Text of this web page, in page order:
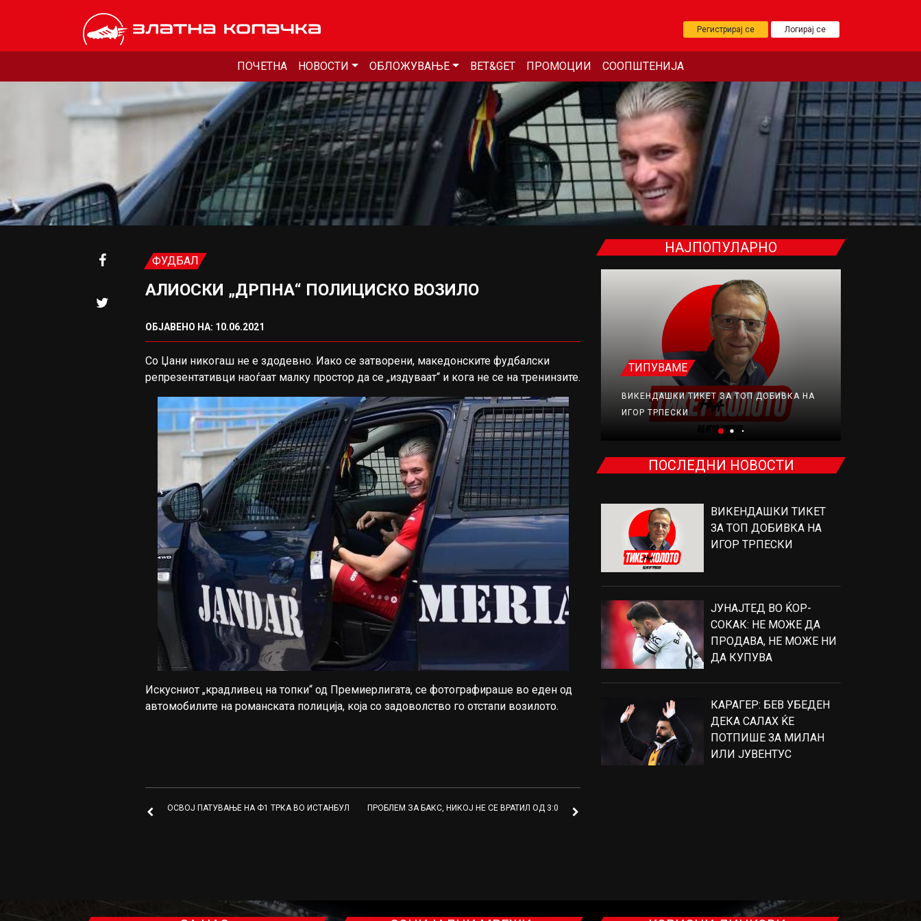
Регистрирај се Логирај се
ПОЧЕТНА НОВОСТИ ОБЛОЖУВАЊЕ BET&GET ПРОМОЦИИ СООПШТЕНИЈА
ФУДБАЛ
АЛИОСКИ „ДРПНА“ ПОЛИЦИСКО ВОЗИЛО
ОБЈАВЕНО НА: 10.06.2021
Со Џани никогаш не е здодевно. Иако се затворени, македонските фудбалски
репрезентативци наоѓаат малку простор да се „издуваат“ и кога не се на тренинзите.
Искусниот „крадливец на топки“ од Премиерлигата, се фотографираше во еден од
автомобилите на романската полиција, која со задоволство го отстапи возилото.
ОСВОЈ ПАТУВАЊЕ НА Ф1 ТРКА ВО ИСТАНБУЛ ПРОБЛЕМ ЗА БАКС, НИКОЈ НЕ СЕ ВРАТИЛ ОД 3:0
НАЈПОПУЛАРНО
ФУДБАЛ
КАРАГЕР: БЕВ УБЕДЕН ДЕКА САЛАХ ЌЕ
ПОТПИШЕ ЗА МИЛАН ИЛИ ЈУВЕНТУС
ТИПУВАМЕ
ВИКЕНДАШКИ ТИКЕТ ЗА ТОП ДОБИВКА НА
ИГОР ТРПЕСКИ
ПОСЛЕДНИ НОВОСТИ
ВИКЕНДАШКИ ТИКЕТ
ЗА ТОП ДОБИВКА НА
ИГОР ТРПЕСКИ
ЈУНАЈТЕД ВО ЌОР-
СОКАК: НЕ МОЖЕ ДА
ПРОДАВА, НЕ МОЖЕ НИ
ДА КУПУВА
КАРАГЕР: БЕВ УБЕДЕН
ДЕКА САЛАХ ЌЕ
ПОТПИШЕ ЗА МИЛАН
ИЛИ ЈУВЕНТУС